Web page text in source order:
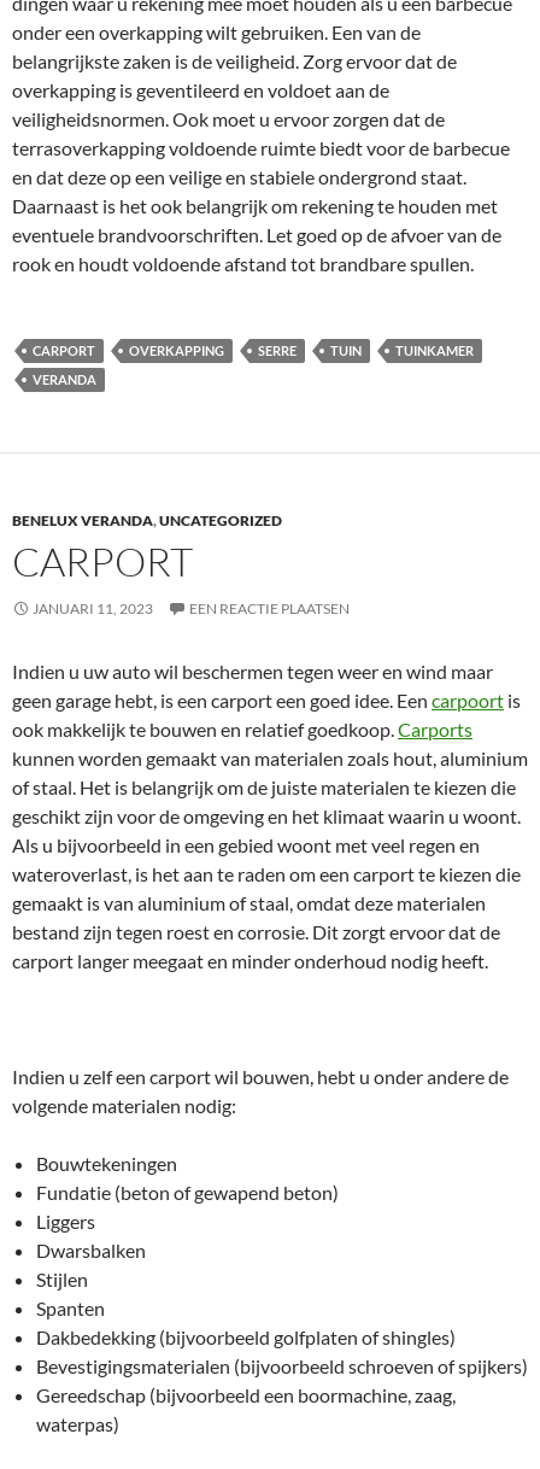
onder een overkapping wilt gebruiken. Een van de
belangrijkste zaken is de veiligheid. Zorg ervoor dat de
overkapping is geventileerd en voldoet aan de
veiligheidsnormen. Ook moet u ervoor zorgen dat de
terrasoverkapping voldoende ruimte biedt voor de barbecue
en dat deze op een veilige en stabiele ondergrond staat.
Daarnaast is het ook belangrijk om rekening te houden met
eventuele brandvoorschriften. Let goed op de afvoer van de
rook en houdt voldoende afstand tot brandbare spullen.
CARPORT OVERKAPPING SERRE TUIN
TUINKAMER
VERANDA
BENELUX VERANDA,UNCATEGORIZED
CARPORT
JANUARI 11, 2023 EEN REACTIE PLAATSEN
Indien u uw auto wil beschermen tegen weer en wind maar
geen garage hebt, is een carport een goed idee. Een carpoort is
ook makkelijk te bouwen en relatief goedkoop.Carports
kunnen worden gemaakt van materialen zoals hout, aluminium
of staal. Het is belangrijk om de juiste materialen te kiezen die
geschikt zijn voor de omgeving en het klimaat waarin u woont.
Als u bijvoorbeeld in een gebied woont met veel regen en
wateroverlast, is het aan te raden om een carport te kiezen die
gemaakt is van aluminium of staal, omdat deze materialen
bestand zijn tegen roest en corrosie. Dit zorgt ervoor dat de
carport langer meegaat en minder onderhoud nodig heeft.
Indien u zelf een carport wil bouwen, hebt u onder andere de
volgende materialen nodig:
Bouwtekeningen
Fundatie (beton of gewapend beton)
Liggers
Dwarsbalken
Stijlen
Spanten
Dakbedekking (bijvoorbeeld golfplaten of shingles)
Bevestigingsmaterialen (bijvoorbeeld schroeven of spijkers)
Gereedschap (bijvoorbeeld een boormachine, zaag,
waterpas)